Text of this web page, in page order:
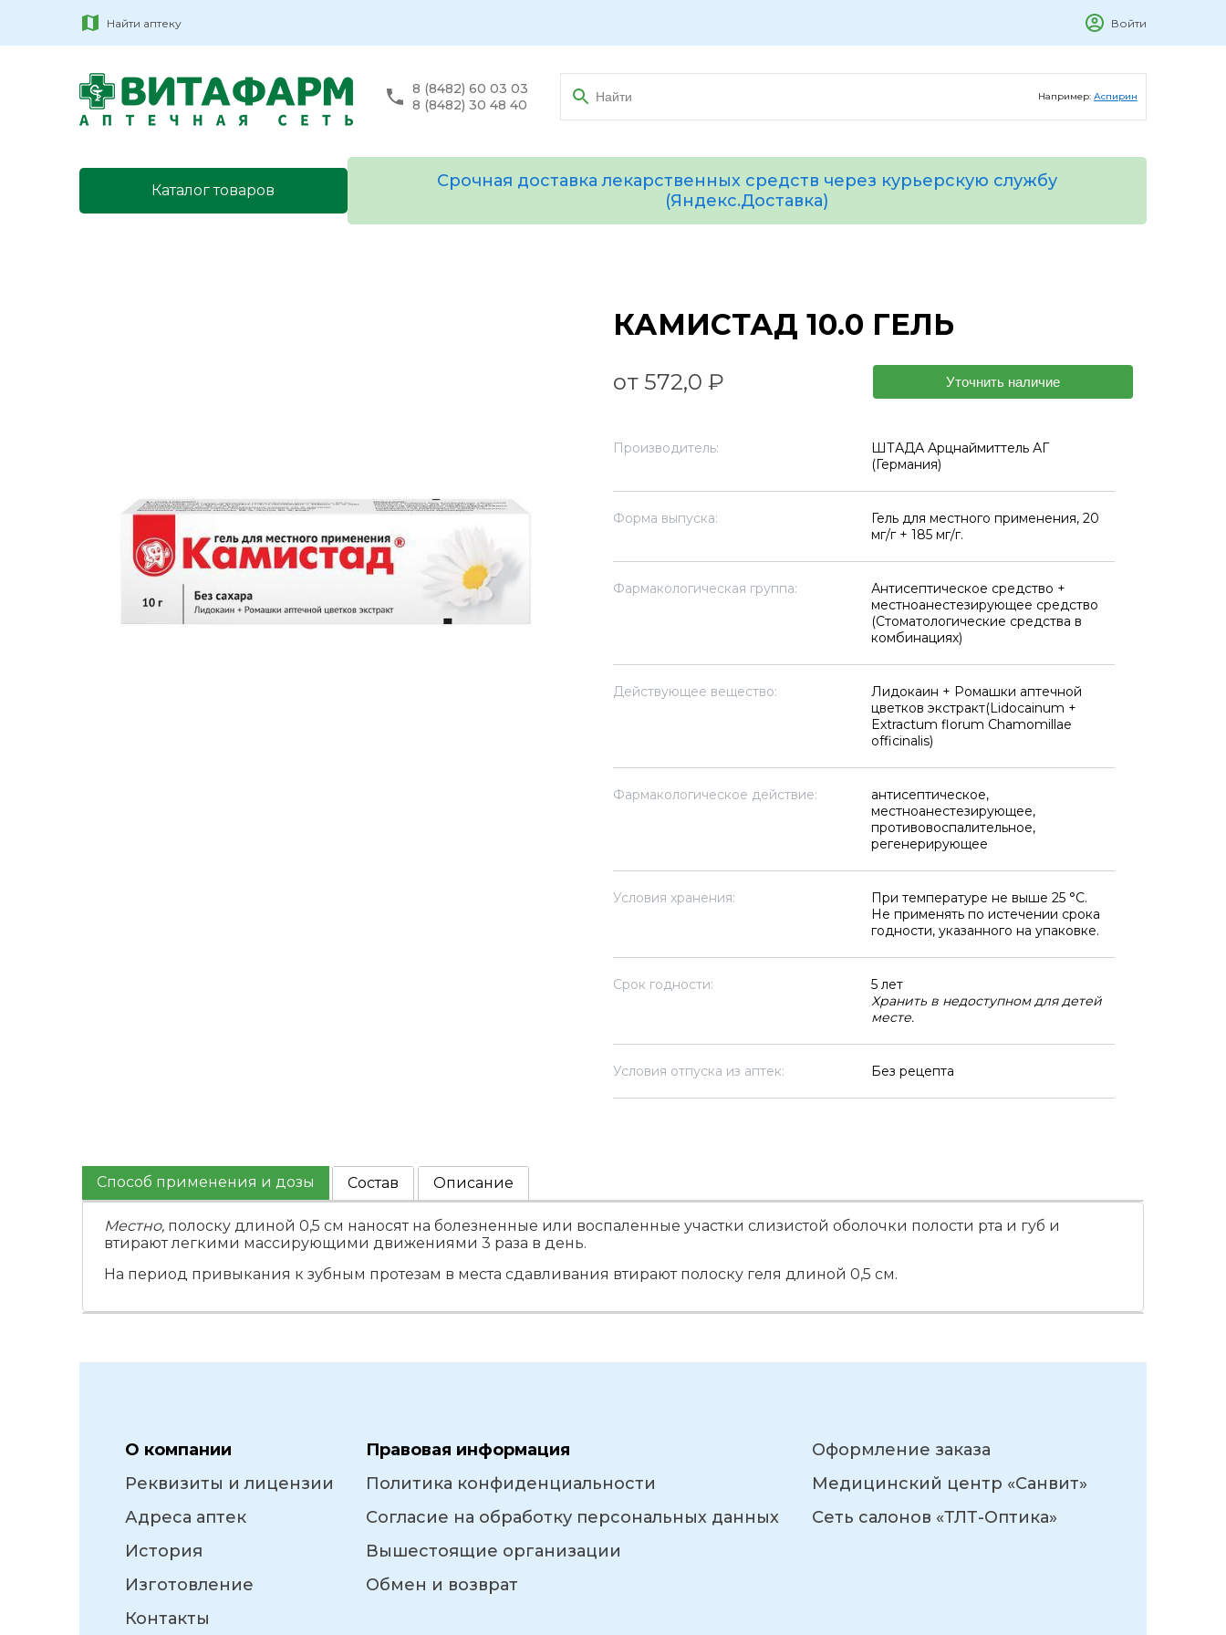
Найти аптеку Войти
8 (8482) 60 03 03
8 (8482) 30 48 40
Например: Аспирин
Каталог товаров
Срочная доставка лекарственных средств через курьерскую службу
(Яндекс.Доставка)
КАМИСТАД 10.0 ГЕЛЬ
от 572,0 ₽ Уточнить наличие
Производитель:
ШТАДА Арцнаймиттель АГ
(Германия)
Форма выпуска:
Гель для местного применения, 20
мг/г + 185 мг/г.
Фармакологическая группа:
Антисептическое средство +
местноанестезирующее средство
(Стоматологические средства в
комбинациях)
Действующее вещество:
Лидокаин + Ромашки аптечной
цветков экстракт(Lidocainum +
Extractum florum Chamomillae
officinalis)
Фармакологическое действие:
антисептическое,
местноанестезирующее,
противовоспалительное,
регенерирующее
Условия хранения:
При температуре не выше 25 °C.
Не применять по истечении срока
годности, указанного на упаковке.
Срок годности:
5 лет
Хранить в недоступном для детей
месте.
Условия отпуска из аптек: Без рецепта
Способ применения и дозы Состав Описание
Местно,полоску длиной 0,5 см наносят на болезненные или воспаленные участки слизистой оболочки полости рта и губ и
втирают легкими массирующими движениями 3 раза в день.
На период привыкания к зубным протезам в места сдавливания втирают полоску геля длиной 0,5 см.
О компании
Реквизиты и лицензии
Адреса аптек
История
Изготовление
Контакты
Правовая информация
Политика конфиденциальности
Согласие на обработку персональных данных
Вышестоящие организации
Обмен и возврат
Оформление заказа
Медицинский центр «Санвит»
Сеть салонов «ТЛТ-Оптика»